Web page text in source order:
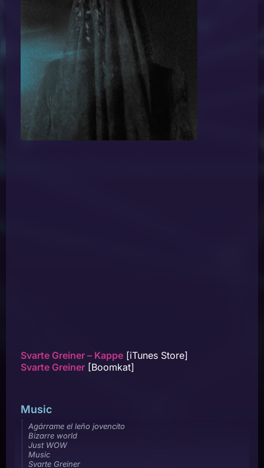
Svarte Greiner – Kappe [iTunes Store]
Svarte Greiner [Boomkat]
Music
Agárrame el leño jovencito
Bizarre world
Just WOW
Music
Svarte Greiner